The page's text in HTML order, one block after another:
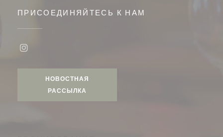
ПРИСОЕДИНЯЙТЕСЬ К НАМ
НОВОСТНАЯ
РАССЫЛКА